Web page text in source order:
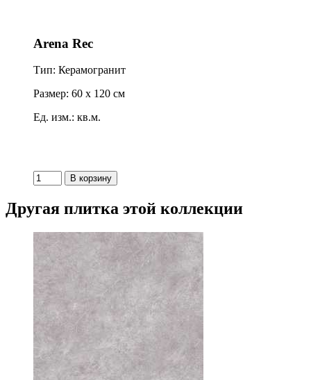
Arena Rec
Тип: Керамогранит
Размер: 60 x 120 см
Ед. изм.: кв.м.
Другая плитка этой коллекции